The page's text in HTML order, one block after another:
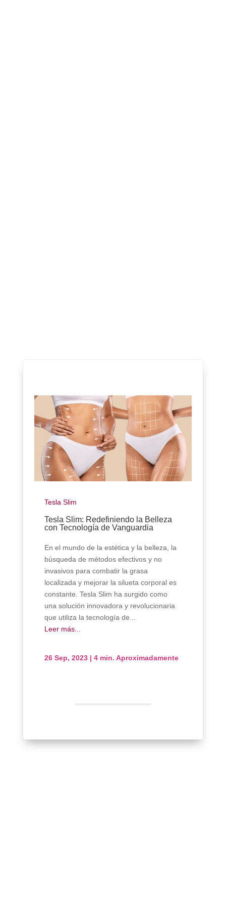
Tesla Slim
Tesla Slim: Redefiniendo la Belleza
con Tecnología de Vanguardia
En el mundo de la estética y la belleza, la
búsqueda de métodos efectivos y no
invasivos para combatir la grasa
localizada y mejorar la silueta corporal es
constante. Tesla Slim ha surgido como
una solución innovadora y revolucionaria
que utiliza la tecnología de...
Leer más...
26 Sep, 2023 |4 min. Aproximadamente